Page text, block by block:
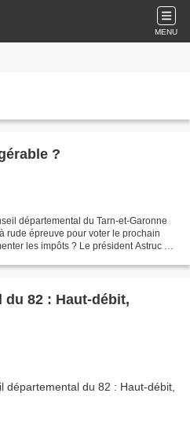
MENU
?
départemental du Tarn-et-Garonne
rude épreuve pour voter le prochain
les impôts ? Le président Astruc va
82 : Haut-débit,